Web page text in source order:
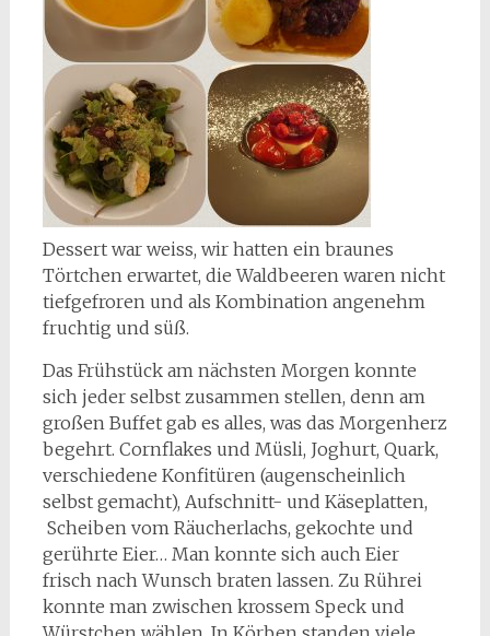
Dessert war weiss, wir hatten ein braunes
Törtchen erwartet, die Waldbeeren waren nicht
tiefgefroren und als Kombination angenehm
fruchtig und süß.
Das Frühstück am nächsten Morgen konnte
sich jeder selbst zusammen stellen, denn am
großen Buffet gab es alles, was das Morgenherz
begehrt. Cornflakes und Müsli, Joghurt, Quark,
verschiedene Konfitüren (augenscheinlich
selbst gemacht), Aufschnitt- und Käseplatten,
Scheiben vom Räucherlachs, gekochte und
gerührte Eier… Man konnte sich auch Eier
frisch nach Wunsch braten lassen. Zu Rührei
konnte man zwischen krossem Speck und